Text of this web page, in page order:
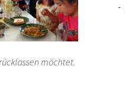
möchtet.